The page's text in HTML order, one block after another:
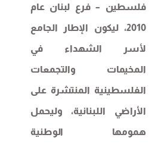
فلسطين – فرع لبنان عام
2010، ليكون الإطار الجامع
لأسر الشهداء في
المخيمات والتجمعات
الفلسطينية المنتشرة على
الأراضي اللبنانية، وليحمل
همومها الوطنية